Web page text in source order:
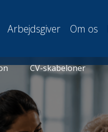
CV-skabeloner
Arbejdsgiver Om os